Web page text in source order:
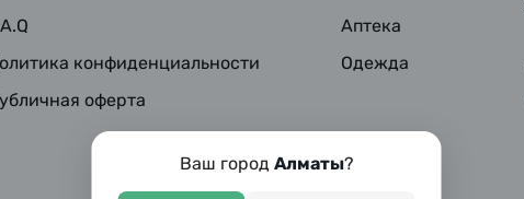
Ваш город Алматы?
конфиденциальности
оферта
Аптека
Одежда